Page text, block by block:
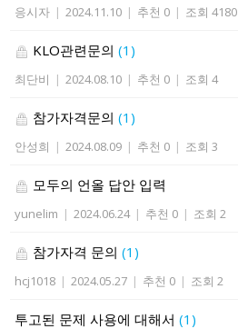
응시자 | 2024.11.10 | 추천 0 | 조회 4180
KLO관련문의(1)
최단비 | 2024.08.10 | 추천 0 | 조회 4
참가자격문의(1)
안성희 | 2024.08.09 | 추천 0 | 조회 3
모두의 언올 답안 입력
yunelim | 2024.06.24 | 추천 0 | 조회 2
참가자격 문의(1)
hcj1018 | 2024.05.27 | 추천 0 | 조회 2
투고된 문제 사용에 대해서(1)